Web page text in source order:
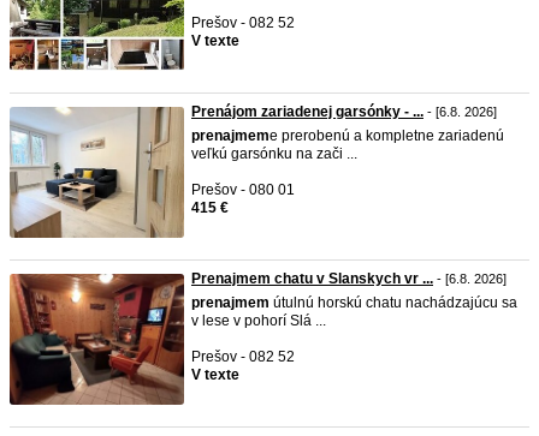
Prešov - 082 52
V texte
Prenájom zariadenej garsónky - ... - [6.8. 2026]
prenajmeme prerobenú a kompletne zariadenú
veľkú garsónku na zači ...
Prešov - 080 01
415 €
Prenajmem chatu v Slanskych vr ... - [6.8. 2026]
prenajmem útulnú horskú chatu nachádzajúcu sa
v lese v pohorí Slá ...
Prešov - 082 52
V texte